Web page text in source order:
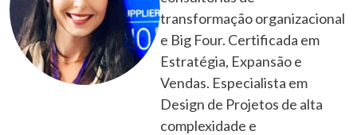
transformação organizacional
e Big Four. Certificada em
Estratégia, Expansão e
Vendas. Especialista em
Design de Projetos de alta
complexidade e